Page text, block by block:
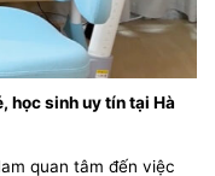
học sinh uy tín tại Hà
quan tâm đến việc